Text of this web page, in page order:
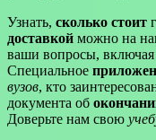
Узнать, сколько стоит
доставкой можно на
ваши вопросы, включая
Специальное
вузов, кто
документа об
Доверьте нам свою